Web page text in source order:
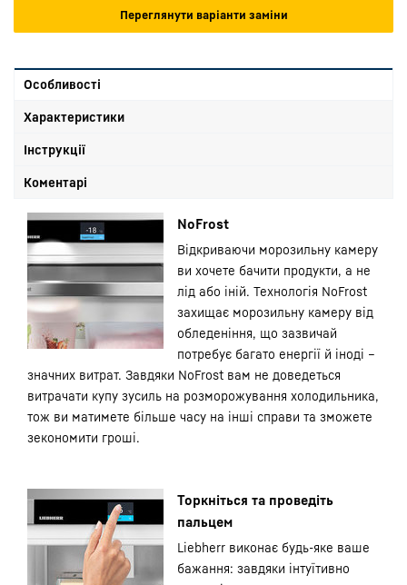
Переглянути варіанти заміни
Особливості
Характеристики
Інструкції
Коментарі
NoFrost
Відкриваючи морозильну камеру
ви хочете бачити продукти, а не
лід або іній. Технологія NoFrost
захищає морозильну камеру від
обледеніння, що зазвичай
потребує багато енергії й іноді –
значних витрат. Завдяки NoFrost вам не доведеться
витрачати купу зусиль на розморожування холодильника,
тож ви матимете більше часу на інші справи та зможете
зекономити гроші.
Торкніться та проведіть
пальцем
Liebherr виконає будь-яке ваше
бажання: завдяки інтуїтивно